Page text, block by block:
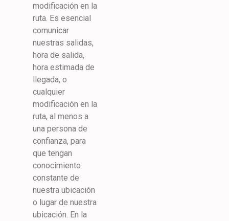
modificación en la
ruta. Es esencial
comunicar
nuestras salidas,
hora de salida,
hora estimada de
llegada, o
cualquier
modificación en la
ruta, al menos a
una persona de
confianza, para
que tengan
conocimiento
constante de
nuestra ubicación
o lugar de nuestra
ubicación. En la